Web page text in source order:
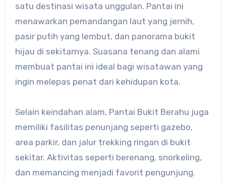
satu destinasi wisata unggulan. Pantai ini
menawarkan pemandangan laut yang jernih,
pasir putih yang lembut, dan panorama bukit
hijau di sekitarnya. Suasana tenang dan alami
membuat pantai ini ideal bagi wisatawan yang
ingin melepas penat dari kehidupan kota.
Selain keindahan alam, Pantai Bukit Berahu juga
memiliki fasilitas penunjang seperti gazebo,
area parkir, dan jalur trekking ringan di bukit
sekitar. Aktivitas seperti berenang, snorkeling,
dan memancing menjadi favorit pengunjung.